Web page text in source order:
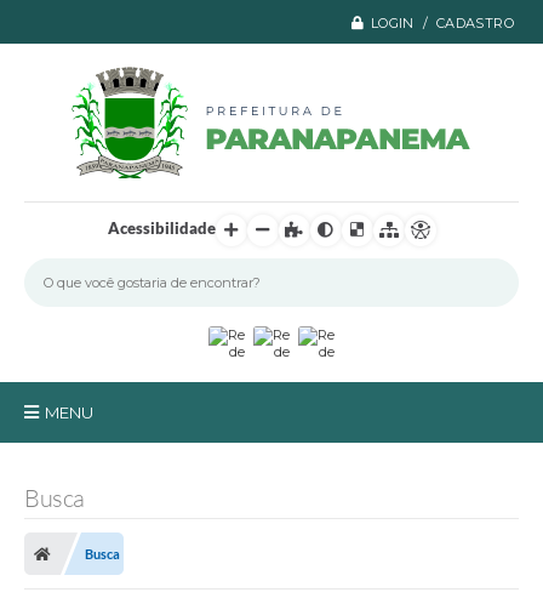
LOGIN / CADASTRO
Acessibilidade
MENU
Turismo
Busca
Busca